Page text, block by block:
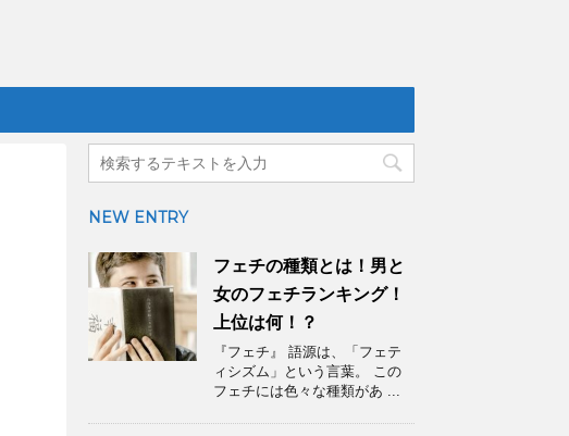
NEW ENTRY
フェチの種類とは！男と
女のフェチランキング！
上位は何！？
『フェチ』 語源は、「フェテ
ィシズム」という言葉。 この
フェチには色々な種類があ ...